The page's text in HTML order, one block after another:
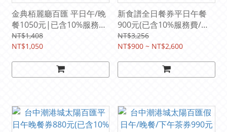
金典栢麗廳百匯 平日午/晚
餐1050元|已含10%服務費
(原價1408元)
NT$1,408
NT$1,050
新食譜全日餐券平日午餐
900元(已含10%服務費/原
價1188元) | 台中李方艾美
酒店
NT$3,256
NT$900 ~ NT$2,600